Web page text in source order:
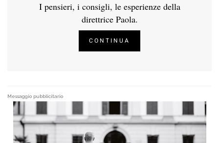
I pensieri, i consigli, le esperienze della
direttrice Paola.
CONTINUA
Messaggio pubblicitario